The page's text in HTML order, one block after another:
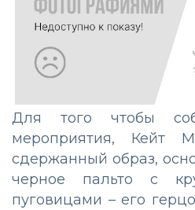
Для того чтобы
мероприятия, Кейт
сдержанный образ,
черное пальто с
пуговицами – его